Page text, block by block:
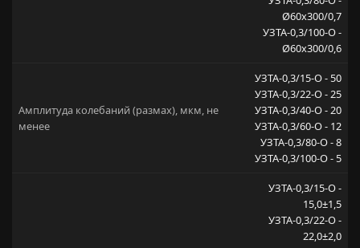
Ø60х300/0,7
УЗТА-0,3/100-О -
Ø60х300/0,6
Амплитуда колебаний (размах), мкм, не
менее
УЗТА-0,3/15-О - 50
УЗТА-0,3/22-О - 25
УЗТА-0,3/40-О - 20
УЗТА-0,3/60-О - 12
УЗТА-0,3/80-О - 8
УЗТА-0,3/100-О - 5
УЗТА-0,3/15-О -
15,0±1,5
УЗТА-0,3/22-О -
22,0±2,0